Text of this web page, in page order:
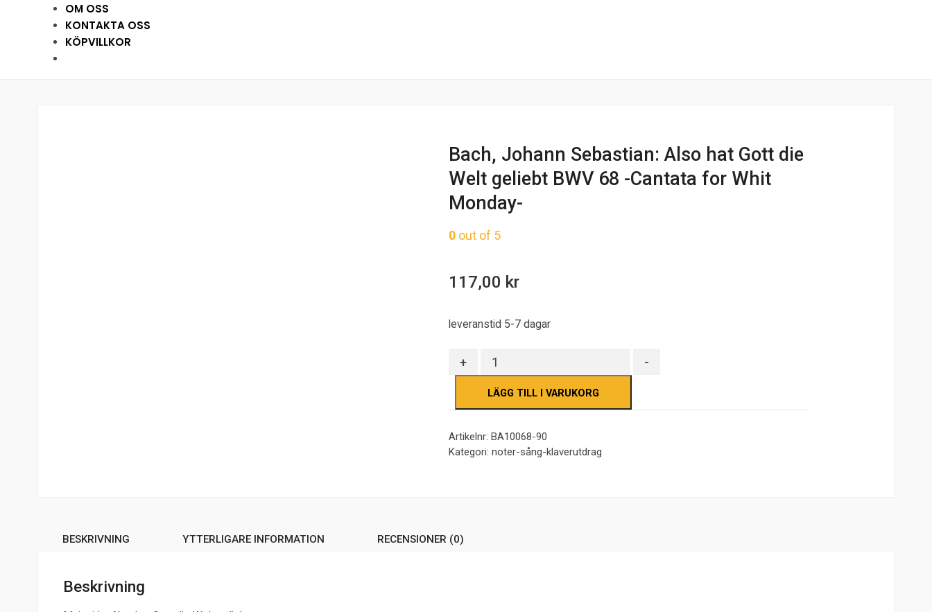
OM OSS
KONTAKTA OSS
KÖPVILLKOR
Bach, Johann Sebastian: Also hat Gott die
Welt geliebt BWV 68 -Cantata for Whit
Monday-
0 out of 5
117,00 kr
leveranstid 5-7 dagar
+ Antal -
LÄGG TILL I VARUKORG
Artikelnr:BA10068-90
Kategori:noter-sång-klaverutdrag
BESKRIVNING YTTERLIGARE INFORMATION RECENSIONER (0)
Beskrivning